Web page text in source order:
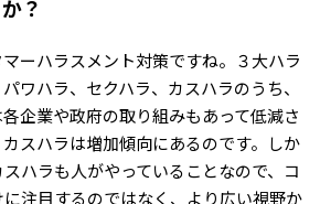
？
ーハラスメント対策ですね。３大ハラ
ワハラ、セクハラ、カスハラのうち、
企業や政府の取り組みもあって低減さ
スハラは増加傾向にあるのです。しか
ハラも人がやっていることなので、コ
注目するのではなく、より広い視野か